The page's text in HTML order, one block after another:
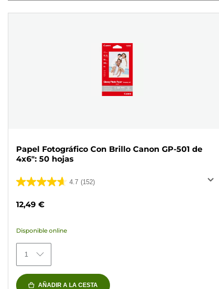
Papel Fotográfico Con Brillo Canon GP-501 de
4x6": 50 hojas
4.7 (152)
4.7
152
reseñas
12,49 €
Disponible online
1
AÑADIR A LA CESTA